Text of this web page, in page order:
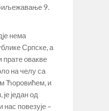
9.
нема
Српске, а
прате овакве
на челу са
Ћоровићем, и
један од
нас повезује –